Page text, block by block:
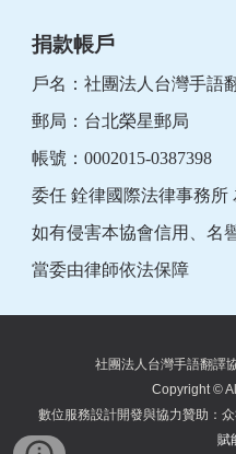
捐款帳戶
戶名：社團法人台灣手語
郵局：台北榮星郵局
帳號：0002015-0387398
委任 銓律國際法律事務所
如有侵害本協會信用、名
當委由律師依法保障
社團法人台灣手語翻譯
Copyright ©
數位服務設計開發與協力贊助 ： 众
賦